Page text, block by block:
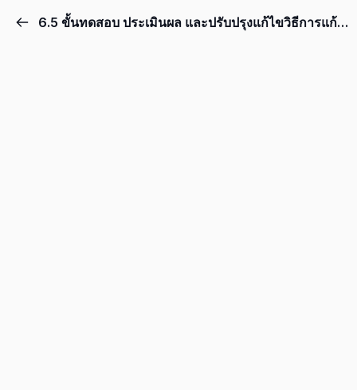
6.5 ขั้นทดสอบ ประเมินผล และปรับปรุงแก้ไขวิธีการแก้ปัญหาหรือชิ้นงาน